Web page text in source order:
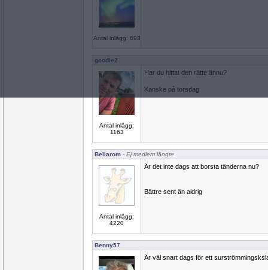
Antal inlägg: 693
goodie2
Antal inlägg:
1163
Har du hittat den rätte ännu?
Kanske på torsdag
Bellarom - Ej medlem längre
Antal inlägg:
4220
Är det inte dags att borsta tänderna nu?
Bättre sent än aldrig
Benny57
Är väl snart dags för ett